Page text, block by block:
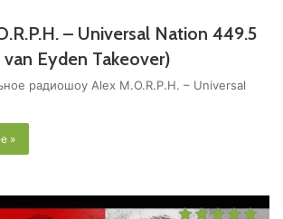
– Universal Nation 449.5
Eyden Takeover)
радиошоу Alex M.O.R.P.H. – Universal
»